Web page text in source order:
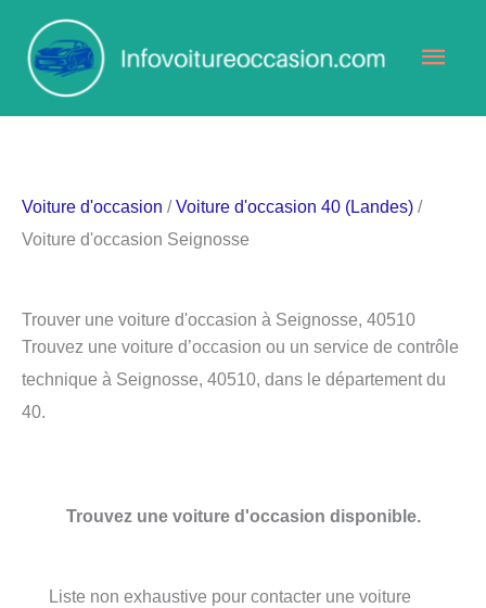
contenu
Voiture d'occasion /Voiture d'occasion 40 (Landes) /
Voiture d'occasion Seignosse
Trouver une voiture d'occasion à Seignosse, 40510
Trouvez une voiture d’occasion ou un service de contrôle
technique à Seignosse, 40510, dans le département du
40.
Trouvez une voiture d'occasion disponible.
Liste non exhaustive pour contacter une voiture